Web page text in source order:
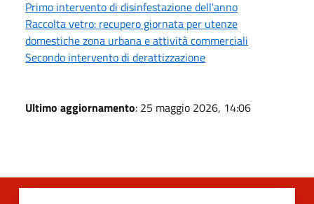
Primo intervento di disinfestazione dell'anno
Raccolta vetro: recupero giornata per utenze
domestiche zona urbana e attività commerciali
Secondo intervento di derattizzazione
Ultimo aggiornamento: 25 maggio 2026, 14:06